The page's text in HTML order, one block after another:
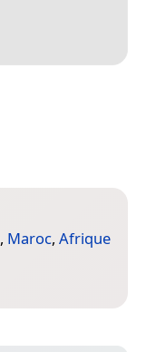
, Maroc, Afrique